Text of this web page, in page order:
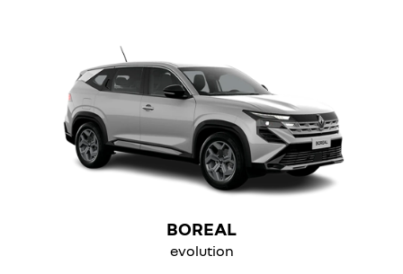
BOREAL
evolution